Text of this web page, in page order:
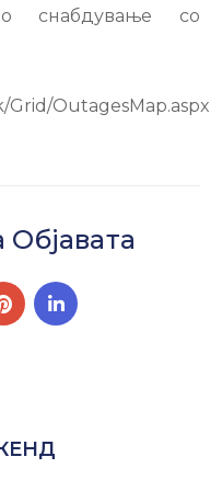
снабдување со
OutagesMap.aspx